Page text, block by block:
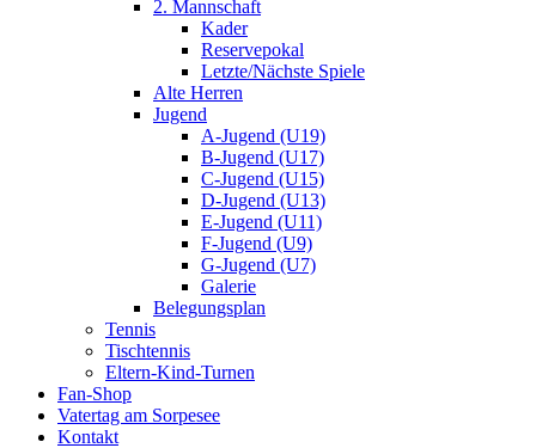
2. Mannschaft
Kader
Reservepokal
Letzte/Nächste Spiele
Alte Herren
Jugend
A-Jugend (U19)
B-Jugend (U17)
C-Jugend (U15)
D-Jugend (U13)
E-Jugend (U11)
F-Jugend (U9)
G-Jugend (U7)
Galerie
Belegungsplan
Tennis
Tischtennis
Eltern-Kind-Turnen
Fan-Shop
Vatertag am Sorpesee
Kontakt